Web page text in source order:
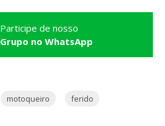
Participe de nosso
Grupo no WhatsApp
motoqueiro
ferido